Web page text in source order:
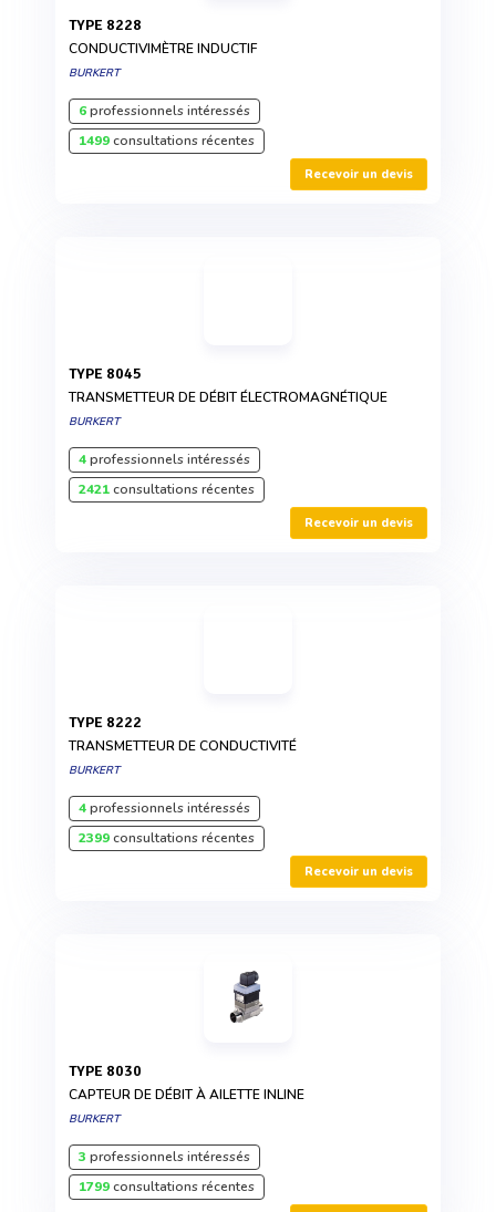
TYPE 8228
CONDUCTIVIMÈTRE INDUCTIF
BURKERT
6professionnels intéressés
1499consultations récentes
Recevoir un devis
TYPE 8045
TRANSMETTEUR DE DÉBIT ÉLECTROMAGNÉTIQUE
BURKERT
4professionnels intéressés
2421consultations récentes
Recevoir un devis
TYPE 8222
TRANSMETTEUR DE CONDUCTIVITÉ
BURKERT
4professionnels intéressés
2399consultations récentes
Recevoir un devis
TYPE 8030
CAPTEUR DE DÉBIT À AILETTE INLINE
BURKERT
3 professionnels intéressés
1799consultations récentes